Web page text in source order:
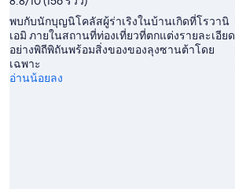
พบกับนักบุญนิโคลัสผู้ร่าเริงในบ้านเกิดที่โรวานิ
เอมิ ภายในสถานที่ท่องเที่ยวที่ตกแต่งรายละเอียด
อย่างพิถีพิถันพร้อมสิ่งของของลุงซานต้าโดย
เฉพาะ
อ่านน้อยลง